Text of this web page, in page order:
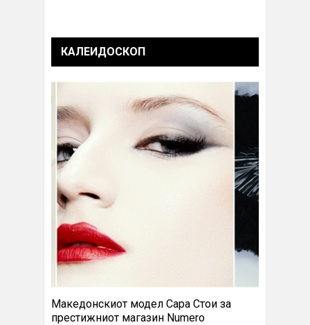
КАЛЕИДОСКОП
Македонскиот модел Сара Стои за
престижниот магазин Numero